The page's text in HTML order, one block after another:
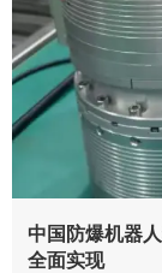
中国防爆机器
全面实现